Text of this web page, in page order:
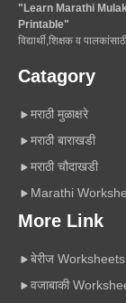
"Learn Marathi
Printable"
विद्यार्थी,शिक्षक व
Catagory
मराठी मुळाक्षरे
मराठी बाराखडी
मराठी चौदाखडी
Marathi
More Link
बेरीज Worksheets
वजाबाकी